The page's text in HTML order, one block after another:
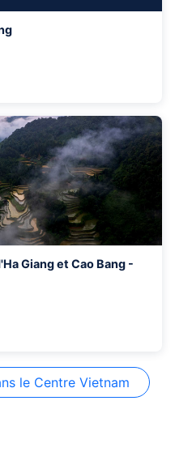
Giang et Cao Bang -
le Centre Vietnam